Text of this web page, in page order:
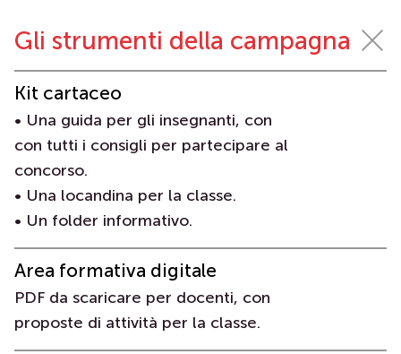
Gli strumenti della campagna
Kit cartaceo
• Una guida per gli insegnanti, con
con tutti i consigli per partecipare al
concorso.
• Una locandina per la classe.
• Un folder informativo.
Area formativa digitale
PDF da scaricare per docenti, con
proposte di attività per la classe.